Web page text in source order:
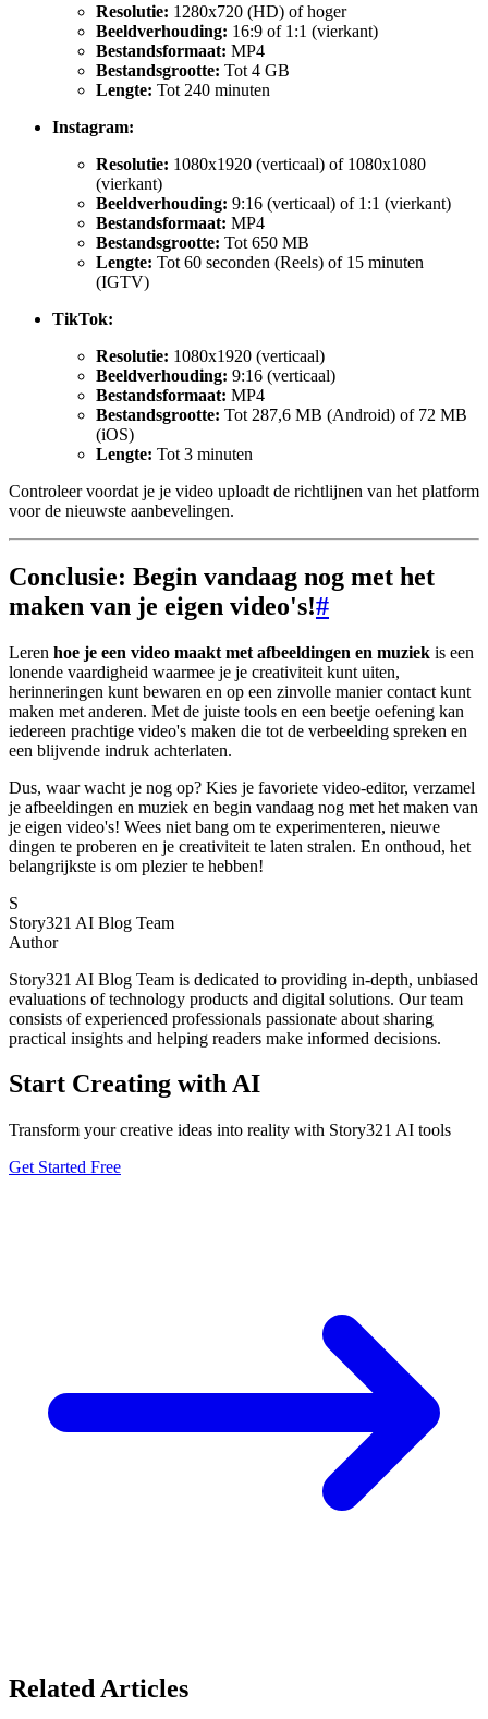
Resolutie: 1280x720 (HD) of hoger
Beeldverhouding: 16:9 of 1:1 (vierkant)
Bestandsformaat: MP4
Bestandsgrootte: Tot 4 GB
Lengte: Tot 240 minuten
Instagram:
Resolutie: 1080x1920 (verticaal) of 1080x1080
(vierkant)
Beeldverhouding: 9:16 (verticaal) of 1:1 (vierkant)
Bestandsformaat: MP4
Bestandsgrootte: Tot 650 MB
Lengte: Tot 60 seconden (Reels) of 15 minuten
(IGTV)
TikTok:
Resolutie: 1080x1920 (verticaal)
Beeldverhouding: 9:16 (verticaal)
Bestandsformaat: MP4
Bestandsgrootte: Tot 287,6 MB (Android) of 72 MB
(iOS)
Lengte: Tot 3 minuten
Controleer voordat je je video uploadt de richtlijnen van het platform
voor de nieuwste aanbevelingen.
Conclusie: Begin vandaag nog met het
maken van je eigen video's!#
Leren hoe je een video maakt met afbeeldingen en muziek is een
lonende vaardigheid waarmee je je creativiteit kunt uiten,
herinneringen kunt bewaren en op een zinvolle manier contact kunt
maken met anderen. Met de juiste tools en een beetje oefening kan
iedereen prachtige video's maken die tot de verbeelding spreken en
een blijvende indruk achterlaten.
Dus, waar wacht je nog op? Kies je favoriete video-editor, verzamel
je afbeeldingen en muziek en begin vandaag nog met het maken van
je eigen video's! Wees niet bang om te experimenteren, nieuwe
dingen te proberen en je creativiteit te laten stralen. En onthoud, het
belangrijkste is om plezier te hebben!
S
Story321 AI Blog Team
Author
Story321 AI Blog Team is dedicated to providing in-depth, unbiased
evaluations of technology products and digital solutions. Our team
consists of experienced professionals passionate about sharing
practical insights and helping readers make informed decisions.
Start Creating with AI
Transform your creative ideas into reality with Story321 AI tools
Get Started Free
Related Articles